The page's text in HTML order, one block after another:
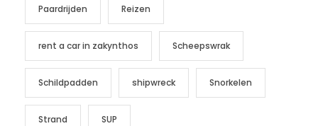
Paardrijden Reizen
rent a car in zakynthos Scheepswrak
Schildpadden shipwreck Snorkelen
Strand SUP